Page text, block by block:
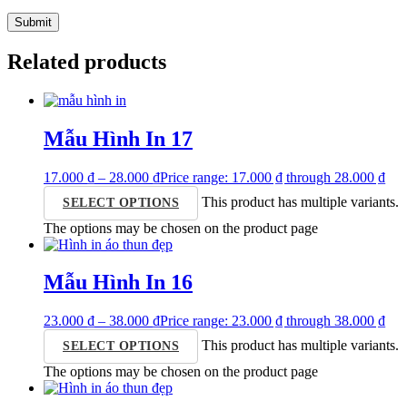
Related products
Mẫu Hình In 17
17.000 ₫ – 28.000 ₫Price range: 17.000 ₫ through 28.000 ₫
SELECT OPTIONS
This product has multiple variants.
The options may be chosen on the product page
Mẫu Hình In 16
23.000 ₫ – 38.000 ₫Price range: 23.000 ₫ through 38.000 ₫
SELECT OPTIONS
This product has multiple variants.
The options may be chosen on the product page